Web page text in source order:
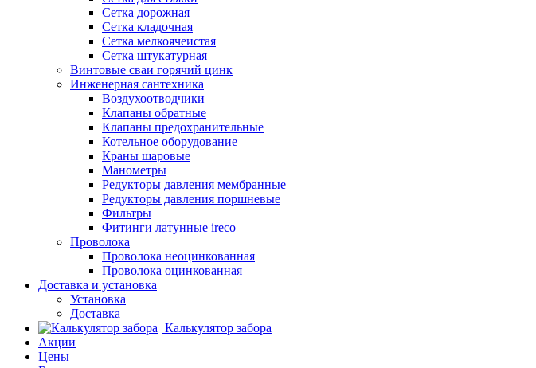
Сетка дорожная
Сетка кладочная
Сетка мелкоячеистая
Сетка штукатурная
Винтовые сваи горячий цинк
Инженерная сантехника
Воздухоотводчики
Клапаны обратные
Клапаны предохранительные
Котельное оборудование
Краны шаровые
Манометры
Редукторы давления мембранные
Редукторы давления поршневые
Фильтры
Фитинги латунные ireco
Проволока
Проволока неоцинкованная
Проволока оцинкованная
Доставка и установка
Установка
Доставка
Калькулятор забора
Акции
Цены